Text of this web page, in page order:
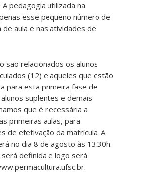
pedagogia utilizada na
esse pequeno número de
aula e nas atividades de
são relacionados os alunos
(12) e aqueles que estão
para esta primeira fase de
suplentes e demais
que é necessária a
primeiras aulas, para
de efetivação da matrícula. A
no dia 8 de agosto às 13:30h.
será definida e logo será